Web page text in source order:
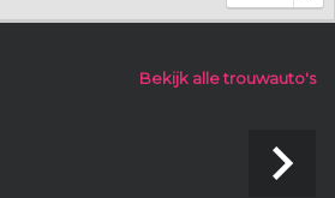
Bekijk alle trouwauto's
navigate_next